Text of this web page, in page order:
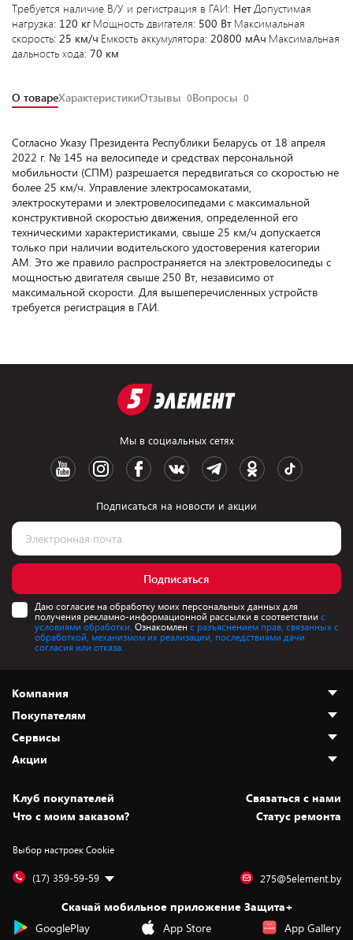
Требуется наличие В/У и регистрация в ГАИ: НетДопустимая
нагрузка: 120 кг Мощность двигателя: 500 Вт Максимальная
скорость: 25 км/ч Емкость аккумулятора: 20800 мАч Максимальная
дальность хода: 70 км
О товареХарактеристикиОтзывы 0Вопросы 0
Согласно Указу Президента Республики Беларусь от 18 апреля
2022 г. № 145 на велосипеде и средствах персональной
мобильности (СПМ) разрешается передвигаться со скоростью не
более 25 км/ч. Управление электросамокатами,
электроскутерами и электровелосипедами с максимальной
конструктивной скоростью движения, определенной его
техническими характеристиками, свыше 25 км/ч допускается
только при наличии водительского удостоверения категории
АМ. Это же правило распространяется на электровелосипеды с
мощностью двигателя свыше 250 Вт, независимо от
максимальной скорости. Для вышеперечисленных устройств
требуется регистрация в ГАИ.
Мы в социальных сетях
Подписаться на новости и акции
Подписаться
Даю согласие на обработку моих персональных данных для
получения рекламно-информационной рассылки в соответствии с
условиями обработки. Ознакомлен с разъяснением прав, связанных с
обработкой, механизмом их реализации, последствиями дачи
согласия или отказа.
Компания
О нас
Адреса магазинов
Новости
Статьи и обзоры
Вакансии
Дай пять добру!
Покупателям
Как сделать заказ
Оплата и доставка
Безналичный расчёт
Обмен и возврат товара
Обработка персональных данных
Подарочные карты
Сервисы
Установка техники
Для игровых консолей
Для мобильных устройств
Для компьютеров
Сервисные центры
Акции
Скидки и промокоды
Белорусские товары
Бонусы
Оплата частями
Новинки
Клуб покупателей
Cвязаться с нами
Что с моим заказом?
Статус ремонта
Выбор настроек Cookie
(17) 359-59-59 275@5element.by
Скачай мобильное приложение Защита+
GooglePlay
App Store App Gallery